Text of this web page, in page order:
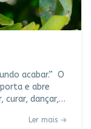
acabar.” O
e abre
curar, dançar,
pedidos,
Ler mais →